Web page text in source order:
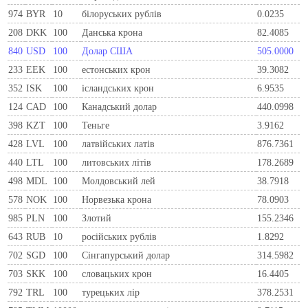
974 BYR 10 білоруських рублів
0.0235
208 DKK 100 Данська крона
82.4085
840 USD 100 Долар США
505.0000
233 EEK 100 естонських крон
39.3082
352 ISK 100 ісландських крон
6.9535
124 CAD 100 Канадський долар
440.0998
398 KZT 100 Теньге
3.9162
428 LVL 100 латвійських латів
876.7361
440 LTL 100 литовських літів
178.2689
498 MDL 100 Молдовський лей
38.7918
578 NOK 100 Норвезька крона
78.0903
985 PLN 100 Злотий
155.2346
643 RUB 10 російських рублів
1.8292
702 SGD 100 Сінгапурський долар
314.5982
703 SKK 100 словацьких крон
16.4405
792 TRL 100 турецьких лір
378.2531